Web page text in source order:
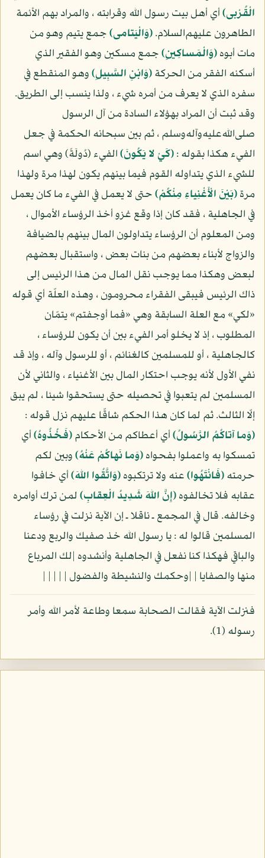
الْقُرْبى)أي أهل بيت رسول الله وقرابته ، والمراد بهم الأئمة
الطاهرون عليهم‌السلام.(وَالْيَتامى)جمع يتيم وهو من
مات أبوه(وَالْمَساكِينِ)جمع مسكين وهو الفقير الذي
أسكنه الفقر من الحركة(وَابْنِ السَّبِيلِ)وهو المنقطع في
سفره الذي لا يعرف من أمره شيء ، ولذا ينسب إلى الطريق.
وقد ثبت أن المراد بهؤلاء السادة من آل الرسول
صلى‌الله‌عليه‌وآله‌وسلم ، ثم بين سبحانه الحكمة في جعل
الفيء هكذا بقوله :(كَيْ لا يَكُونَ)الفيء (دُولَةً) وهي اسم
للشيء الذي يتداوله القوم فيما بينهم يكون لهذا مرة ولهذا
مرة(بَيْنَ الْأَغْنِياءِ مِنْكُمْ)حتى لا يعمل في الفيء ما كان يعمل
في الجاهلية ، فقد كان إذا وقع غزو أخذ الرؤساء الأموال ،
ومن المعلوم أن الرؤساء يتداولون المال بينهم بالضيافة
والزواج لأبناء بعضهم من بنات بعض ، واستقبال بعضهم
لبعض وهكذا مما يوجب نقل المال من هذا الرئيس إلى
ذاك الرئيس فيبقى الفقراء محرومون ، وهذه العلّة أي قوله
«لكي» مع العلة السابقة وهي «فما أوجفتم» يتمّان
المطلوب ، إذ لا يخلو أمر الفيء بين أن يكون للرؤساء ،
كالجاهلية ، أو للمسلمين كالغنائم ، أو للرسول وآله ، وإذ قد
نفي الأول لأنه يوجب احتكار المال بين الأغنياء ، والثاني لأن
المسلمين لم يتعبوا في تحصيله حتى يستحقوا شيئا ، لم يبق
إلّا الثالث. ثم لما كان هذا الحكم شاقّا عليهم نزل قوله :
(وَما آتاكُمُ الرَّسُولُ)أي أعطاكم من الأحكام(فَخُذُوهُ)أي
تمسكوا به واعملوا بفحواه(وَما نَهاكُمْ عَنْهُ)وبين لكم
حرمته(فَانْتَهُوا)عنه ولا ترتكبوه(وَاتَّقُوا اللهَ)أي خافوا
عقابه فلا تخالفوه(إِنَّ اللهَ شَدِيدُ الْعِقابِ)لمن ترك أوامره
وخالفه. قال في المجمع ـ ناقلا ـ إن الآية نزلت في رؤساء
المسلمين قالوا له : يا رسول الله خذ صفيك والربع ودعنا
والباقي فهكذا كنا نفعل في الجاهلية وأنشدوه |لك المرباع
منها والصفايا | |وحكمك والنشيطة والفضول | | | | |
فنزلت الآية فقالت الصحابة سمعا وطاعة لأمر الله وأمر
رسوله (1).